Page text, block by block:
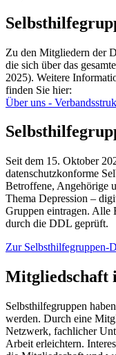
Zu den Mitgliedern der
die sich über das
2025). Weitere
finden Sie hier:
Über uns -
Seit dem 15. Oktober
datenschutzkonforme
Betroffene, Angehörige
Thema Depression –
Gruppen eintragen. Alle
durch die DDL geprüft.
Zur Selbsthilfegruppen-
Mitgliedschaft
Selbsthilfegruppen
werden. Durch eine
Netzwerk, fachlicher
Arbeit erleichtern.